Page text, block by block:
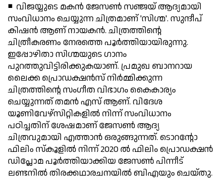
◾ വിജയ്യുടെ മകന്‍ ജേസണ്‍ സഞ്ജയ് ആദ്യമായി
സംവിധാനം ചെയ്യുന്ന ചിത്രമാണ് 'സിഗ്മ'. സുന്ദീപ്
കിഷന്‍ ആണ് നായകന്‍. ചിത്രത്തിന്റെ
ചിത്രീകരണം നേരത്തെ പൂര്‍ത്തിയായിരുന്നു.
ഇപ്പോഴിതാ സിഗ്മയുടെ ഗാനം
പുറത്തുവിട്ടിരിക്കുകയാണ്. പ്രമുഖ ബാനറായ
ലൈക്ക പ്രൊഡക്ഷന്‍സ് നിര്‍മ്മിക്കുന്ന
ചിത്രത്തിന്റെ സംഗീത വിഭാഗം കൈകാര്യം
ചെയ്യുന്നത് തമന്‍ എസ് ആണ്. വിദേശ
യൂണിവേഴ്സിറ്റികളില്‍ നിന്ന് സംവിധാനം
പഠിച്ചതിന് ശേഷമാണ് ജേസണ്‍ ആദ്യ
ചിത്രവുമായി എത്താന്‍ ഒരുങ്ങുന്നത്. ടൊറന്റോ
ഫിലിം സ്‌കൂളില്‍ നിന്ന് 2020 ല്‍ ഫിലിം പ്രൊഡക്ഷന്‍
ഡിപ്ലോമ പൂര്‍ത്തിയാക്കിയ ജേസണ്‍ പിന്നീട്
ലണ്ടനില്‍ തിരക്കഥാരചനയില്‍ ബിഎയും ചെയ്തു.